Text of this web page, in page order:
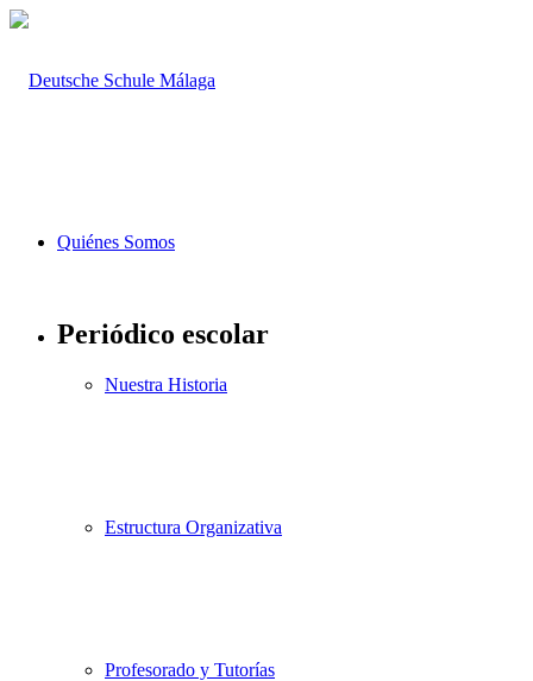
Quiénes Somos
Nuestra Historia
Estructura Organizativa
Profesorado y Tutorías
Periódico escolar